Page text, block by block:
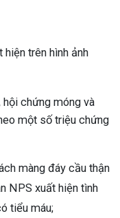
trên hình ảnh
chứng móng và
một số triệu chứng
màng đáy cầu thận
NPS xuất hiện tình
tiểu máu;